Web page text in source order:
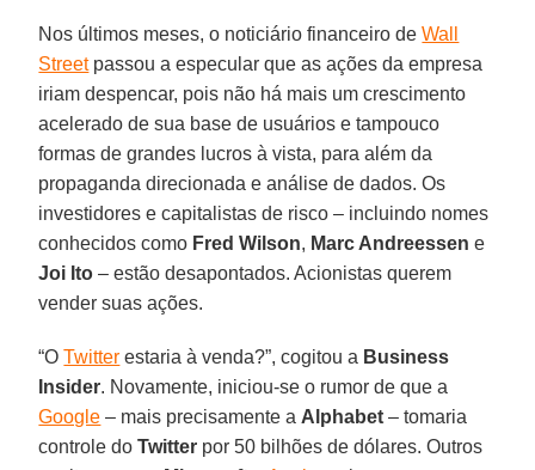
Nos últimos meses, o noticiário financeiro deWall
Streetpassou a especular que as ações da empresa
iriam despencar, pois não há mais um crescimento
acelerado de sua base de usuários e tampouco
formas de grandes lucros à vista, para além da
propaganda direcionada e análise de dados. Os
investidores e capitalistas de risco – incluindo nomes
conhecidos como Fred Wilson, Marc Andreessen e
Joi Ito – estão desapontados. Acionistas querem
vender suas ações.
“OTwitter estaria à venda?”, cogitou a Business
Insider. Novamente, iniciou-se o rumor de que a
Google – mais precisamente a Alphabet – tomaria
controle doTwitter por 50 bilhões de dólares. Outros